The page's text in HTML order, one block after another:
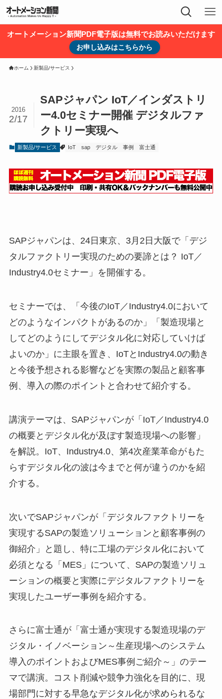
オートメーション新聞PDF電子版は無料でお読みいただけます
お申し込みはこちらから
ホーム 新製品/サービス
SAPジャパン IoT／インダストリ
ー4.0セミナー開催 デジタルファ
クトリー実現へ
2016
2/17
新製品/サービス IoT sap デジタル 事例 富士通
SAPジャパンは、24日東京、3月2日大阪で「デジ
タルファクトリー実現のための要諦とは？ IoT／
Industry4.0セミナー」を開催する。
セミナーでは、「今後のIoT／Industry4.0において
どのようなインパクトがあるのか」「製造現場と
してどのようにしてデジタル化に対応していけば
よいのか」に主眼を置き、IoTとIndustry4.0の動き
と今後予想される影響などを実際の製品と顧客事
例、導入の際のポイントと合わせて紹介する。
講演テーマは、SAPジャパンが「IoT／Industry4.0
の概要とデジタル化が及ぼす製造現場への影響」
を解説。IoT、Industry4.0、第4次産業革命がもた
らすデジタル化の波は今までと何が違うのかを紹
介する。
次いでSAPジャパンが「デジタルファクトリーを
実現するSAPの製造ソリューションと顧客事例の
御紹介」と題し、特に工場のデジタル化において
必須となる「MES」について、SAPの製造ソリュ
ーションの概要と実際にデジタルファクトリーを
実現したユーザー事例を紹介する。
さらに富士通が「富士通が実現する製造現場のデ
ジタル・イノベーション～生産現場へのシステム
導入のポイントおよびMES事例ご紹介～」のテー
マで講演。コスト削減や競争力強化を目的に、現
場部門に対する早急なデジタル化が求められるな